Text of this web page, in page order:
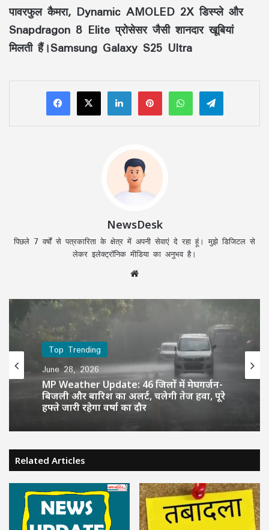
पावरफुल कैमरा, Dynamic AMOLED 2X डिस्प्ले और
Snapdragon 8 Elite प्रोसेसर जैसी शानदार खूबियां
मिलती हैं।Samsung Galaxy S25 Ultra
LinkedInPinterestWhatsAppTelegram
NewsDesk
पिछले 7 वर्षों से पत्रकारिता के क्षेत्र में अपनी सेवाएं दे रहा हूं। मुझे डिजिटल से
लेकर इलेक्ट्रॉनिक मीडिया का अनुभव है।
Top Trending
June 28, 2026
MP Weather Update: 46 जिलों में मेघगर्जन-
बिजली और बारिश का अलर्ट, चलेगी तेज हवा, पूरे
हफ्ते जारी रहेगा वर्षा का दौर
Related Articles